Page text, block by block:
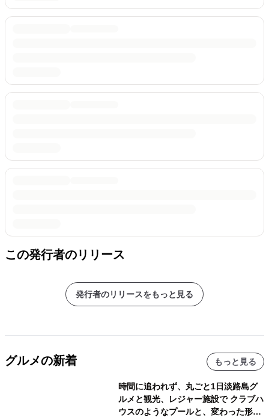
この発行者のリリース
発行者のリリースをもっと見る
グルメの新着 もっと見る
時間に追われず、丸ごと1日淡路島グ
ルメと観光、レジャー施設で クラブハ
ウスのようなプールと、変わった形の